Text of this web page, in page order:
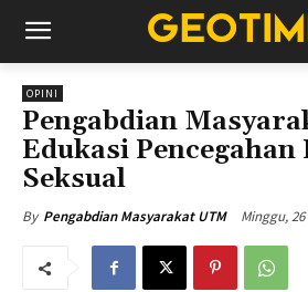
OPINI
Pengabdian
Edukasi Pencegahan
Seksual
By Pengabdian Masyarakat UTM Minggu,